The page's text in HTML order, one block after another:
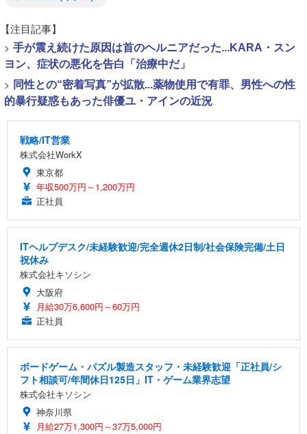
【注目記事】
> 手が震え続けた原因は首のヘルニアだった...KARA・スン
ヨン、症状の悪化を告白「治療中だ」
> 同性との“密着写真”が拡散...薬物使用で有罪、男性への性
的暴行疑惑もあった俳優ユ・アインの近況
戦略/IT営業
株式会社WorkX
東京都
年収500万円～1,200万円
正社員
ITヘルプデスク/未経験歓迎/完全週休2日制/社会保険完備/土日
祝休み
株式会社キソシン
大阪府
月給30万6,600円～60万円
正社員
ボードゲーム・パズル製造スタッフ・未経験歓迎「正社員/シ
フト相談可/年間休日125日」IT・ゲーム業界志望
株式会社キソシン
神奈川県
月給27万1,300円～37万5,000円